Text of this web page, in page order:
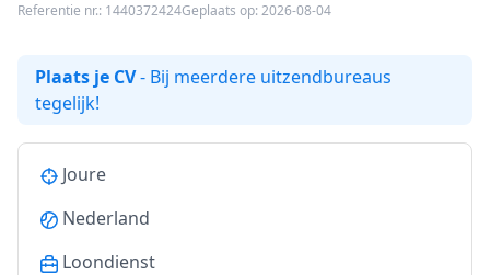
Referentie nr.: 1440372424Geplaats op: 2026-08-04
Plaats je CV- Bij meerdere uitzendbureaus
tegelijk!
Joure
Nederland
Loondienst